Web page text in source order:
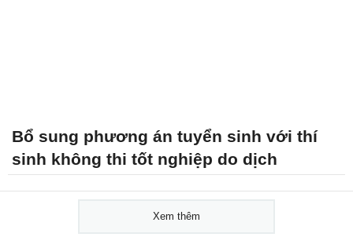
Bổ sung phương án tuyển sinh với thí
sinh không thi tốt nghiệp do dịch
Xem thêm